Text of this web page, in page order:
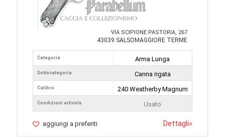
VIA SCIPIONE PASTORIA, 267
43039 SALSOMAGGIORE TERME
Categoria
Sottocategoria
Calibro
Condizioni articolo
Arma Lunga
Canna rigata
240 Weatherby Magnum
Usato
aggiungi a preferiti Dettagli»